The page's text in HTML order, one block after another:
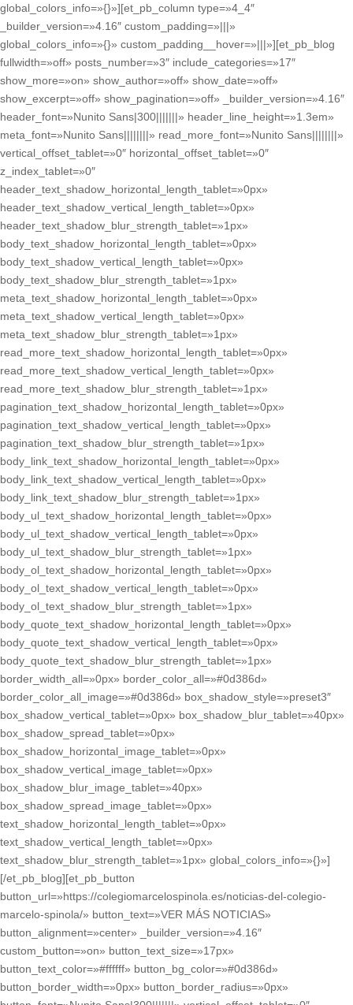
global_colors_info=»{}»][et_pb_column type=»4_4″
_builder_version=»4.16″ custom_padding=»|||»
global_colors_info=»{}» custom_padding__hover=»|||»][et_pb_blog
fullwidth=»off» posts_number=»3″ include_categories=»17″
show_more=»on» show_author=»off» show_date=»off»
show_excerpt=»off» show_pagination=»off» _builder_version=»4.16″
header_font=»Nunito Sans|300|||||||» header_line_height=»1.3em»
meta_font=»Nunito Sans||||||||» read_more_font=»Nunito Sans||||||||»
vertical_offset_tablet=»0″ horizontal_offset_tablet=»0″
z_index_tablet=»0″
header_text_shadow_horizontal_length_tablet=»0px»
header_text_shadow_vertical_length_tablet=»0px»
header_text_shadow_blur_strength_tablet=»1px»
body_text_shadow_horizontal_length_tablet=»0px»
body_text_shadow_vertical_length_tablet=»0px»
body_text_shadow_blur_strength_tablet=»1px»
meta_text_shadow_horizontal_length_tablet=»0px»
meta_text_shadow_vertical_length_tablet=»0px»
meta_text_shadow_blur_strength_tablet=»1px»
read_more_text_shadow_horizontal_length_tablet=»0px»
read_more_text_shadow_vertical_length_tablet=»0px»
read_more_text_shadow_blur_strength_tablet=»1px»
pagination_text_shadow_horizontal_length_tablet=»0px»
pagination_text_shadow_vertical_length_tablet=»0px»
pagination_text_shadow_blur_strength_tablet=»1px»
body_link_text_shadow_horizontal_length_tablet=»0px»
body_link_text_shadow_vertical_length_tablet=»0px»
body_link_text_shadow_blur_strength_tablet=»1px»
body_ul_text_shadow_horizontal_length_tablet=»0px»
body_ul_text_shadow_vertical_length_tablet=»0px»
body_ul_text_shadow_blur_strength_tablet=»1px»
body_ol_text_shadow_horizontal_length_tablet=»0px»
body_ol_text_shadow_vertical_length_tablet=»0px»
body_ol_text_shadow_blur_strength_tablet=»1px»
body_quote_text_shadow_horizontal_length_tablet=»0px»
body_quote_text_shadow_vertical_length_tablet=»0px»
body_quote_text_shadow_blur_strength_tablet=»1px»
border_width_all=»0px» border_color_all=»#0d386d»
border_color_all_image=»#0d386d» box_shadow_style=»preset3″
box_shadow_vertical_tablet=»0px» box_shadow_blur_tablet=»40px»
box_shadow_spread_tablet=»0px»
box_shadow_horizontal_image_tablet=»0px»
box_shadow_vertical_image_tablet=»0px»
box_shadow_blur_image_tablet=»40px»
box_shadow_spread_image_tablet=»0px»
text_shadow_horizontal_length_tablet=»0px»
text_shadow_vertical_length_tablet=»0px»
text_shadow_blur_strength_tablet=»1px» global_colors_info=»{}»]
[/et_pb_blog][et_pb_button
button_url=»https://colegiomarcelospinola.es/noticias-del-colegio-
marcelo-spinola/» button_text=»VER MÁS NOTICIAS»
button_alignment=»center» _builder_version=»4.16″
custom_button=»on» button_text_size=»17px»
button_text_color=»#ffffff» button_bg_color=»#0d386d»
button_border_width=»0px» button_border_radius=»0px»